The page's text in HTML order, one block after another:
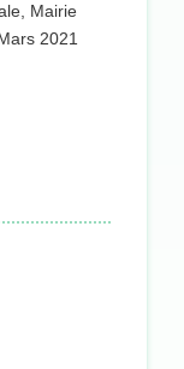
Mairie
2021